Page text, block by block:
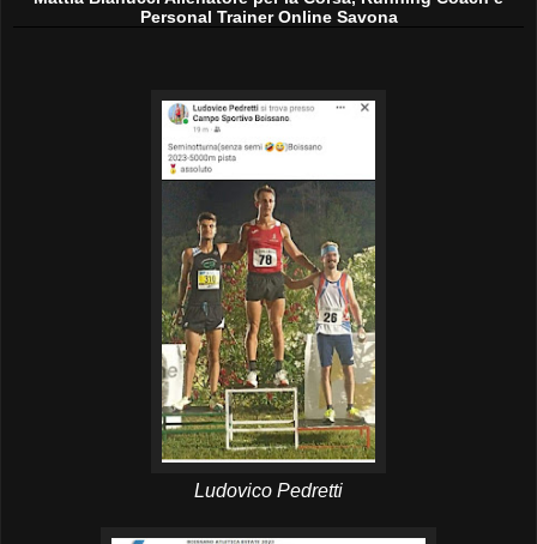
Personal Trainer Online Savona
Ludovico Pedretti